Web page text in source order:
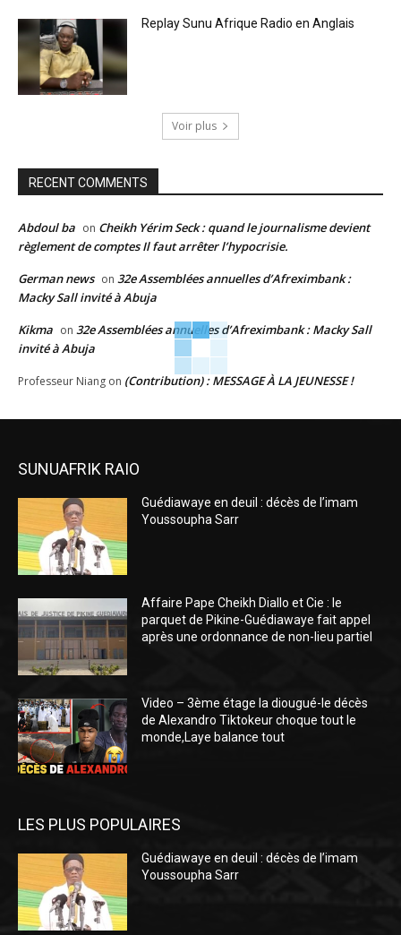
Replay Sunu Afrique Radio en Anglais
Voir plus
RECENT COMMENTS
Abdoul ba on Cheikh Yérim Seck : quand le journalisme devient
règlement de comptes Il faut arrêter l’hypocrisie.
German news on 32e Assemblées annuelles d’Afreximbank :
Macky Sall invité à Abuja
Kikma on 32e Assemblées annuelles d’Afreximbank : Macky Sall
invité à Abuja
Professeur Niang on (Contribution) : MESSAGE À LA JEUNESSE !
SUNUAFRIK RAIO
Guédiawaye en deuil : décès de l’imam
Youssoupha Sarr
Affaire Pape Cheikh Diallo et Cie : le
parquet de Pikine-Guédiawaye fait appel
après une ordonnance de non-lieu partiel
Video – 3ème étage la diougué-le décès
de Alexandro Tiktokeur choque tout le
monde,Laye balance tout
LES PLUS POPULAIRES
Guédiawaye en deuil : décès de l’imam
Youssoupha Sarr